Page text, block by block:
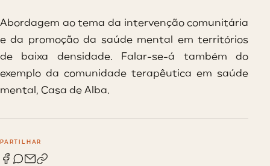
Abordagem ao tema da intervenção comunitária
e da promoção da saúde mental em territórios
de baixa densidade. Falar-se-á também do
exemplo da comunidade terapêutica em saúde
mental, Casa de Alba.
PARTILHAR